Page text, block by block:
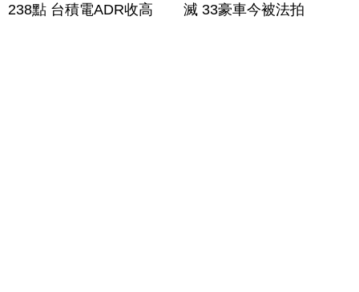
238點 台積電ADR收高
滅 33豪車今被法拍